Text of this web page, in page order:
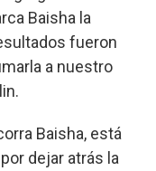
Baisha la
fueron
a nuestro
Baisha, está
dejar atrás la